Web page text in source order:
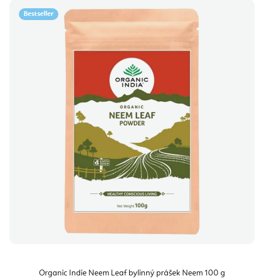
Bestseller
Organic Indie Neem Leaf bylinný prášek Neem 100 g